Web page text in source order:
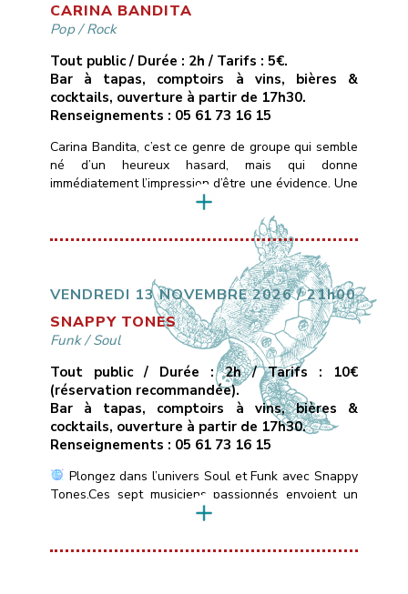
CARINA BANDITA
Pop/Rock
Tout public / Durée : 2h / Tarifs : 5€.
Bar à tapas, comptoirs à vins, bières &
cocktails, ouverture à partir de 17h30.
Renseignements : 05 61 73 16 15
Carina Bandita, c’est ce genre de groupe qui semble
né d’un heureux hasard, mais qui donne
immédiatement l’impression d’être une évidence. Une
formation rock dont les membres viennent de
différentes parties du monde, chacun portant dans
ses bagages un accent, une histoire, une couleur
musicale.Ce qui les uni, c’est une passion commune
VENDREDI 13 NOVEMBRE 2026 / 21h00
SNAPPY TONES
Funk/Soul
Tout public / Durée : 2h / Tarifs : 10€
(réservation recommandée).
Bar à tapas, comptoirs à vins, bières &
cocktails, ouverture à partir de 17h30.
Renseignements : 05 61 73 16 15
Plongez dans l’univers Soul et Funk avec Snappy
Tones.Ces sept musiciens passionnés envoient un
son vif et énergique des incontournables de la Soul
du Funk: Jamiroquai, Chaka Khan, Earth, Wind &